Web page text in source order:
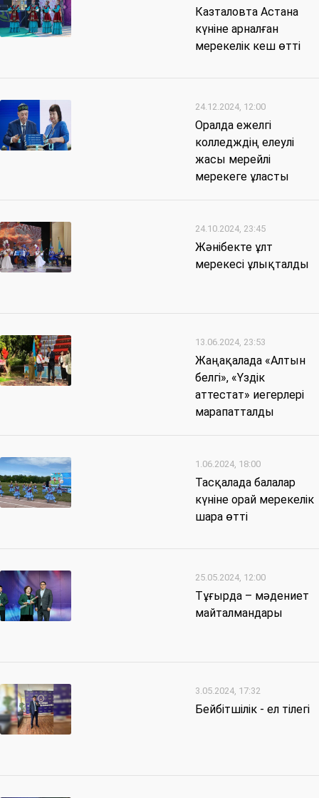
Казталовта Астана
күніне арналған
мерекелік кеш өтті
24.12.2024, 12:00
Оралда ежелгі
колледждің елеулі
жасы мерейлі
мерекеге ұласты
24.10.2024, 23:45
Жәнібекте ұлт
мерекесі ұлықталды
13.06.2024, 23:53
Жаңақалада «Алтын
белгі», «Үздік
аттестат» иегерлері
марапатталды
1.06.2024, 18:00
Тасқалада балалар
күніне орай мерекелік
шара өтті
25.05.2024, 12:00
Тұғырда – мәдениет
майталмандары
3.05.2024, 17:32
Бейбітшілік - ел тілегі